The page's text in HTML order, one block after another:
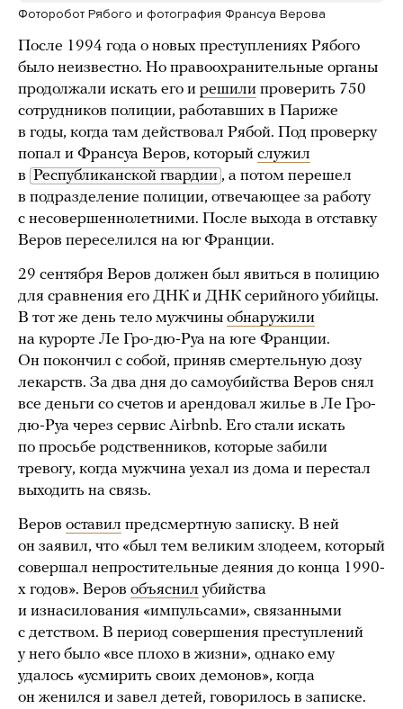
Фоторобот Рябого и фотография Франсуа Верова
После 1994 года о новых преступлениях Рябого
было неизвестно. Но правоохранительные органы
продолжали искать его и решили проверить 750
сотрудников полиции, работавших в Париже
в годы, когда там действовал Рябой. Под проверку
попал и Франсуа Веров, который служил
в Республиканской гвардии , а потом перешел
в подразделение полиции, отвечающее за работу
с несовершеннолетними. После выхода в отставку
Веров переселился на юг Франции.
29 сентября Веров должен был явиться в полицию
для сравнения его ДНК и ДНК серийного убийцы.
В тот же день тело мужчины обнаружили
на курорте Ле Гро-дю-Руа на юге Франции.
Он покончил с собой, приняв смертельную дозу
лекарств. За два дня до самоубийства Веров снял
все деньги со счетов и арендовал жилье в Ле Гро-
дю-Руа через сервис Airbnb. Его стали искать
по просьбе родственников, которые забили
тревогу, когда мужчина уехал из дома и перестал
выходить на связь.
Веров оставил предсмертную записку. В ней
он заявил, что «был тем великим злодеем, который
совершал непростительные деяния до конца 1990-
х годов». Веров объяснил убийства
и изнасилования «импульсами», связанными
с детством. В период совершения преступлений
у него было «все плохо в жизни», однако ему
удалось «усмирить своих демонов», когда
он женился и завел детей, говорилось в записке.